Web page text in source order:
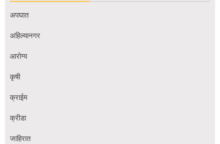
अपघात
अहिल्यानगर
आरोग्य
कृषी
क्राईम
क्रीडा
जाहिरात